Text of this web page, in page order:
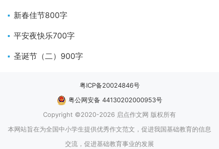
新春佳节800字
平安夜快乐700字
圣诞节（二）900字
粤ICP备20024846号
粤公网安备 44130202000953号
Copyright ©2020-2026 启点作文网 版权所有
本网站旨在为全国中小学生提供优秀作文范文，促进我国基础教育的信息
交流，促进基础教育事业的发展